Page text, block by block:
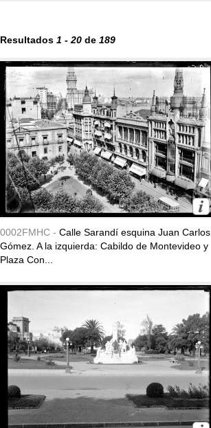
Resultados 1 - 20 de 189
0002FMHC - Calle Sarandí esquina Juan Carlos
Gómez. A la izquierda: Cabildo de Montevideo y
Plaza Con...